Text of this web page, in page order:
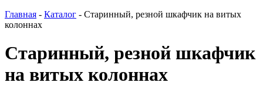
Главная - Каталог - Старинный, резной шкафчик на витых
колоннах
Старинный, резной шкафчик
на витых колоннах